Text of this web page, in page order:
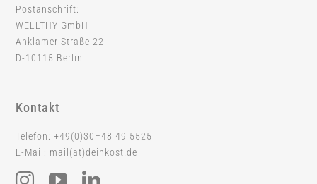
Postanschrift:
WELLTHY GmbH
Anklamer Straße 22
D-10115 Berlin
Kontakt
Telefon: +49(0)30–48 49 5525
E-Mail: mail(at)deinkost.de